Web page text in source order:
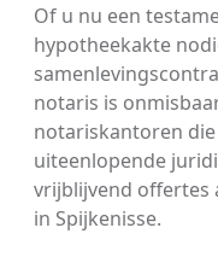
Of u nu een
hypotheekakte
notaris is
notariskantoren
uiteenlopende
vrijblijvend offertes
in Spijkenisse.